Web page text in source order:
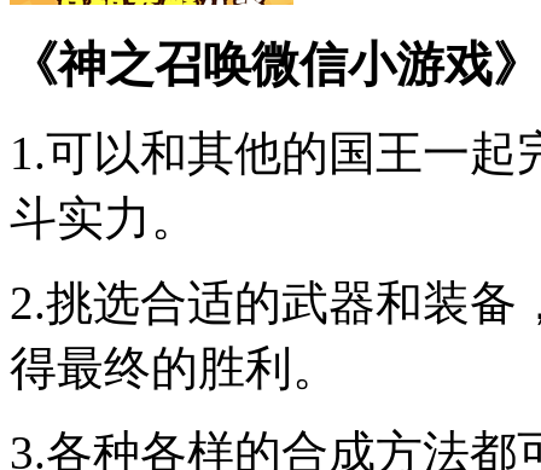
《神之召唤微信小游戏
1.可以和其他的国王一
斗实力。
2.挑选合适的武器和装
得最终的胜利。
3.各种各样的合成方法